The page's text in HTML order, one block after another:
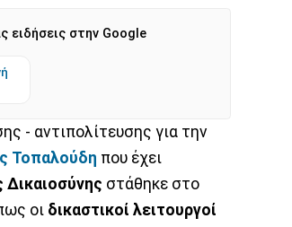
ειδήσεις στην Google
- αντιπολίτευσης για την
Τοπαλούδη που έχει
Δικαιοσύνης στάθηκε στο
οι δικαστικοί λειτουργοί